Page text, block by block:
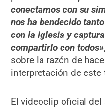
conectamos con su
nos ha bendecido
con la iglesia y
compartirlo con todos»
sobre la razón de
interpretación de este
El videoclip oficial del